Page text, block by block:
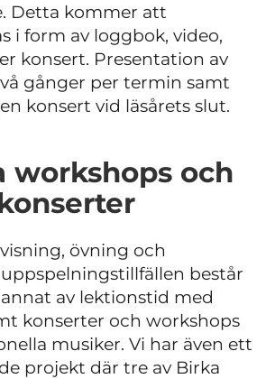
Detta kommer att
i form av loggbok, video,
konsert. Presentation av
gånger per termin samt
konsert vid läsårets slut.
workshops och
övning och
består
av lektionstid med
konserter och workshops
musiker. Vi har även ett
projekt där tre av Birka